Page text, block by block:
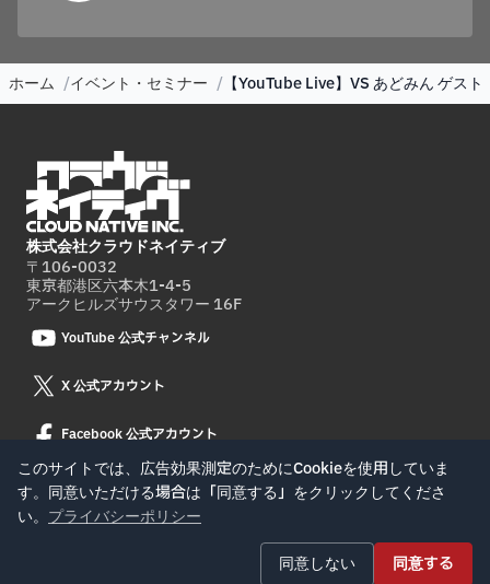
ホーム イベント・セミナー 【YouTube Live】VS あどみん ゲス
株式会社クラウドネイティブ
〒106-0032
東京都港区六本木1-4-5
アークヒルズサウスタワー 16F
YouTube 公式チャンネル
X 公式アカウント
Facebook 公式アカウント
© Cloud Native Inc.
このサイトでは、広告効果測定のためにCookieを使用していま
す。同意いただける場合は「同意する」をクリックしてくださ
い。 プライバシーポリシー
同意しない 同意する